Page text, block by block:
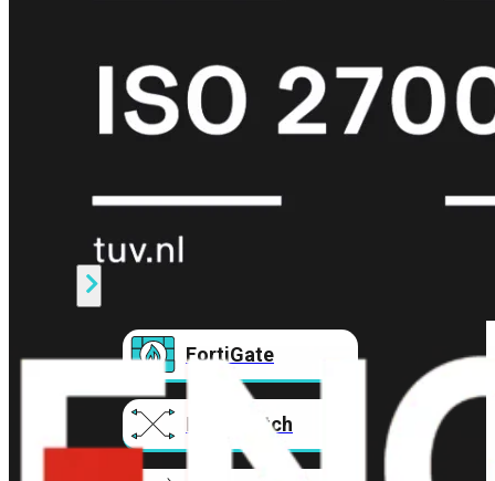
Alles
bekijken
Fabric
Producten
FortiGate
FortiSwitch